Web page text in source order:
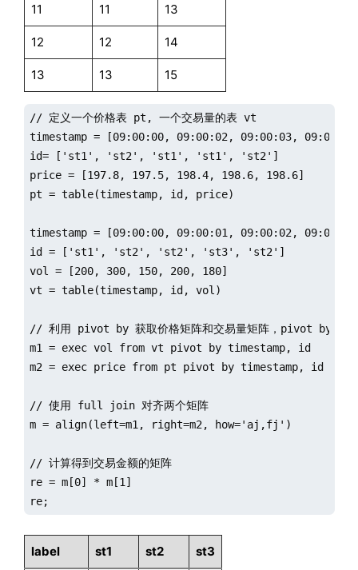
11 11 13
12 12 14
13 13 15
// 定义一个价格表 pt, 一个交易量的表 vt
timestamp = [09:00:00, 09:00:02, 09:00:03,
id= ['st1', 'st2', 'st1', 'st1', 'st2']
price = [197.8, 197.5, 198.4, 198.6, 198.6]
pt = table(timestamp, id, price)
timestamp = [09:00:00, 09:00:01, 09:00:02,
id = ['st1', 'st2', 'st2', 'st3', 'st2']
vol = [200, 300, 150, 200, 180]
vt = table(timestamp, id, vol)
// 利用 pivot by 获取价格矩阵和交易量矩阵，pivot by 指定
m1 = exec vol from vt pivot by timestamp, id
m2 = exec price from pt pivot by timestamp, id
// 使用 full join 对齐两个矩阵
m = align(left=m1, right=m2, how='aj,fj')
// 计算得到交易金额的矩阵
re = m[0] * m[1]
re;
label st1 st2 st3